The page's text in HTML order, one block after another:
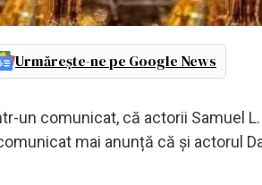
Urmărește-ne pe Google News
un comunicat, că actorii Samuel
mai anunță că și actorul